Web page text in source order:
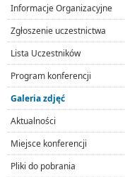
Informacje Organizacyjne
Zgłoszenie uczestnictwa
Lista Uczestników
Program konferencji
Galeria zdjęć
Aktualności
Miejsce konferencji
Pliki do pobrania